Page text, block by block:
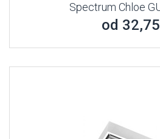
Spectrum Chloe
od